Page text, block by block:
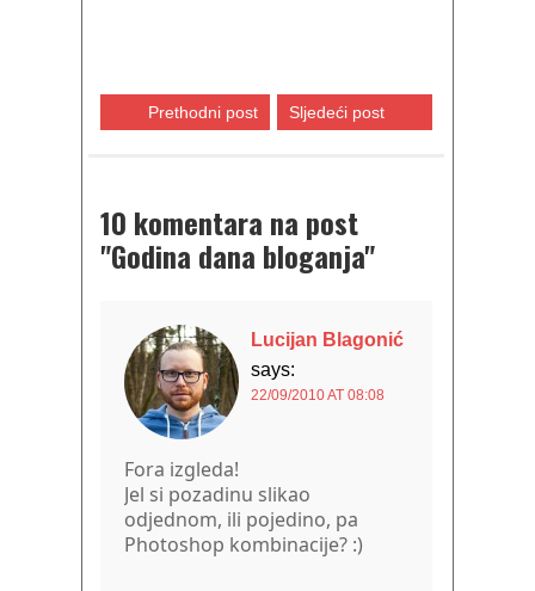
Prethodni post Sljedeći post
10 komentara na post
"Godina dana bloganja"
Lucijan Blagonić
says:
22/09/2010 AT 08:08
Fora izgleda!
Jel si pozadinu slikao
odjednom, ili pojedino, pa
Photoshop kombinacije? :)